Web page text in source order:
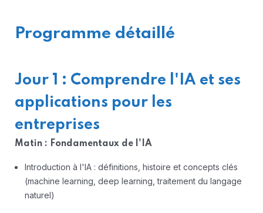
Programme détaillé
Jour 1 : Comprendre l'IA et ses
applications pour les
entreprises
Matin : Fondamentaux de l'IA
Introduction à l'IA : définitions, histoire et concepts clés
(machine learning, deep learning, traitement du langage
naturel)